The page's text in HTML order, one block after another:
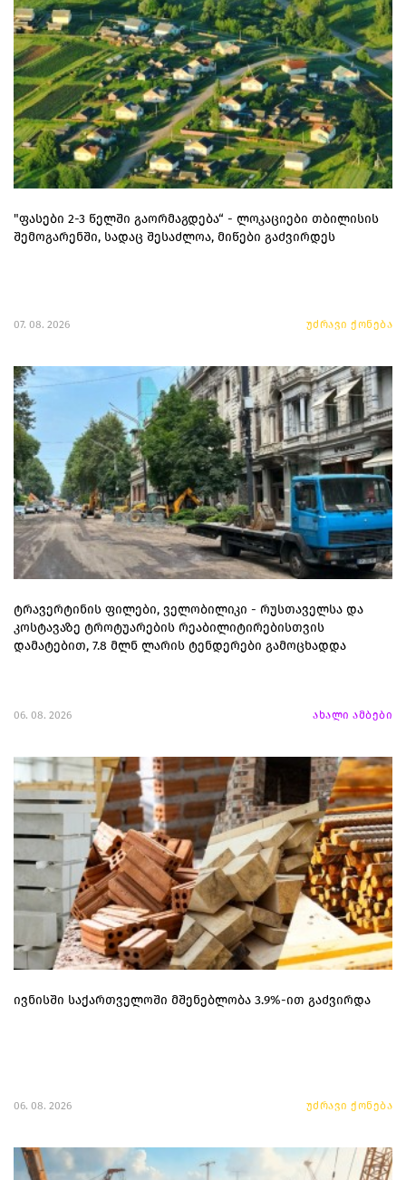
"ფასები 2-3 წელში გაორმაგდება“ - ლოკაციები თბილისის
შემოგარენში, სადაც შესაძლოა, მიწები გაძვირდეს
07. 08. 2026 უძრავი ქონება
ტრავერტინის ფილები, ველობილიკი - რუსთაველსა და
კოსტავაზე ტროტუარების რეაბილიტირებისთვის
დამატებით, 7.8 მლნ ლარის ტენდერები გამოცხადდა
06. 08. 2026 ახალი ამბები
ივნისში საქართველოში მშენებლობა 3.9%-ით გაძვირდა
06. 08. 2026 უძრავი ქონება